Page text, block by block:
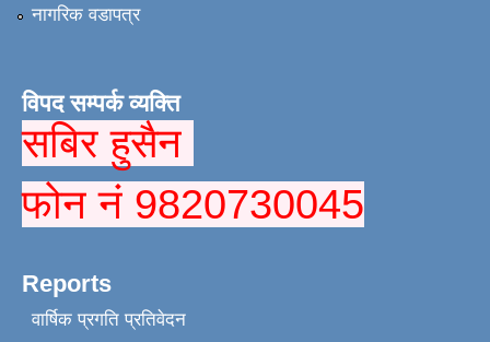
नागरिक वडापत्र
विपद सम्पर्क व्यक्ति
सबिर हुसैन
फोन नं 9820730045
Reports
वार्षिक प्रगति प्रतिवेदन